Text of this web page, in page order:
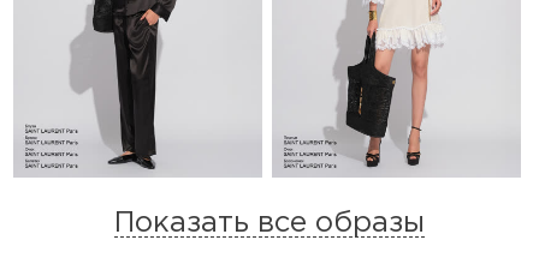
Показать все образы